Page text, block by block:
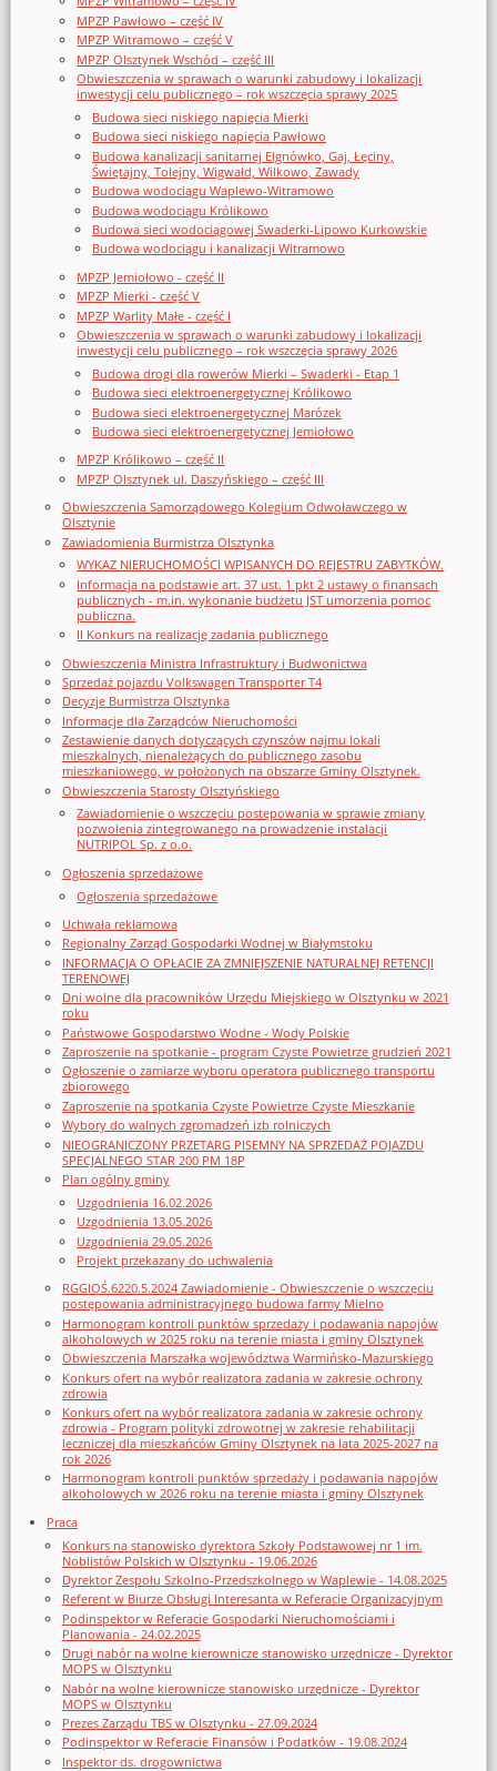
MPZP Pawłowo – część IV
MPZP Witramowo – część V
MPZP Olsztynek Wschód – część III
Obwieszczenia w sprawach o warunki zabudowy i lokalizacji
inwestycji celu publicznego – rok wszczęcia sprawy 2025
Budowa sieci niskiego napięcia Mierki
Budowa sieci niskiego napięcia Pawłowo
Budowa kanalizacji sanitarnej Elgnówko, Gaj, Łęciny,
Świętajny, Tolejny, Wigwałd, Wilkowo, Zawady
Budowa wodociągu Waplewo-Witramowo
Budowa wodociągu Królikowo
Budowa sieci wodociągowej Swaderki-Lipowo Kurkowskie
Budowa wodociągu i kanalizacji Witramowo
MPZP Jemiołowo - część II
MPZP Mierki - część V
MPZP Warlity Małe - część I
Obwieszczenia w sprawach o warunki zabudowy i lokalizacji
inwestycji celu publicznego – rok wszczęcia sprawy 2026
Budowa drogi dla rowerów Mierki – Swaderki - Etap 1
Budowa sieci elektroenergetycznej Królikowo
Budowa sieci elektroenergetycznej Marózek
Budowa sieci elektroenergetycznej Jemiołowo
MPZP Królikowo – część II
MPZP Olsztynek ul. Daszyńskiego – część III
Obwieszczenia Samorządowego Kolegium Odwoławczego w
Olsztynie
Zawiadomienia Burmistrza Olsztynka
WYKAZ NIERUCHOMOŚCI WPISANYCH DO REJESTRU ZABYTKÓW.
Informacja na podstawie art. 37 ust. 1 pkt 2 ustawy o finansach
publicznych - m.in. wykonanie budżetu JST umorzenia pomoc
publiczna.
II Konkurs na realizację zadania publicznego
Obwieszczenia Ministra Infrastruktury i Budwonictwa
Sprzedaż pojazdu Volkswagen Transporter T4
Decyzje Burmistrza Olsztynka
Informacje dla Zarządców Nieruchomości
Zestawienie danych dotyczących czynszów najmu lokali
mieszkalnych, nienależących do publicznego zasobu
mieszkaniowego, w położonych na obszarze Gminy Olsztynek.
Obwieszczenia Starosty Olsztyńskiego
Zawiadomienie o wszczęciu postępowania w sprawie zmiany
pozwolenia zintegrowanego na prowadzenie instalacji
NUTRIPOL Sp. z o.o.
Ogłoszenia sprzedażowe
Ogłoszenia sprzedażowe
Uchwała reklamowa
Regionalny Zarząd Gospodarki Wodnej w Białymstoku
INFORMACJA O OPŁACIE ZA ZMNIEJSZENIE NATURALNEJ RETENCJI
TERENOWEJ
Dni wolne dla pracowników Urzędu Miejskiego w Olsztynku w 2021
roku
Państwowe Gospodarstwo Wodne - Wody Polskie
Zaproszenie na spotkanie - program Czyste Powietrze grudzień 2021
Ogłoszenie o zamiarze wyboru operatora publicznego transportu
zbiorowego
Zaproszenie na spotkania Czyste Powietrze Czyste Mieszkanie
Wybory do walnych zgromadzeń izb rolniczych
NIEOGRANICZONY PRZETARG PISEMNY NA SPRZEDAŻ POJAZDU
SPECJALNEGO STAR 200 PM 18P
Plan ogólny gminy
Uzgodnienia 16.02.2026
Uzgodnienia 13.05.2026
Uzgodnienia 29.05.2026
Projekt przekazany do uchwalenia
RGGIOŚ.6220.5.2024 Zawiadomienie - Obwieszczenie o wszczęciu
postępowania administracyjnego budowa farmy Mielno
Harmonogram kontroli punktów sprzedaży i podawania napojów
alkoholowych w 2025 roku na terenie miasta i gminy Olsztynek
Obwieszczenia Marszałka województwa Warmińsko-Mazurskiego
Konkurs ofert na wybór realizatora zadania w zakresie ochrony
zdrowia
Konkurs ofert na wybór realizatora zadania w zakresie ochrony
zdrowia - Program polityki zdrowotnej w zakresie rehabilitacji
leczniczej dla mieszkańców Gminy Olsztynek na lata 2025-2027 na
rok 2026
Harmonogram kontroli punktów sprzedaży i podawania napojów
alkoholowych w 2026 roku na terenie miasta i gminy Olsztynek
Praca
Konkurs na stanowisko dyrektora Szkoły Podstawowej nr 1 im.
Noblistów Polskich w Olsztynku - 19.06.2026
Dyrektor Zespołu Szkolno-Przedszkolnego w Waplewie - 14.08.2025
Referent w Biurze Obsługi Interesanta w Referacie Organizacyjnym
Podinspektor w Referacie Gospodarki Nieruchomościami i
Planowania - 24.02.2025
Drugi nabór na wolne kierownicze stanowisko urzędnicze - Dyrektor
MOPS w Olsztynku
Nabór na wolne kierownicze stanowisko urzędnicze - Dyrektor
MOPS w Olsztynku
Prezes Zarządu TBS w Olsztynku - 27.09.2024
Podinspektor w Referacie Finansów i Podatków - 19.08.2024
Inspektor ds. drogownictwa